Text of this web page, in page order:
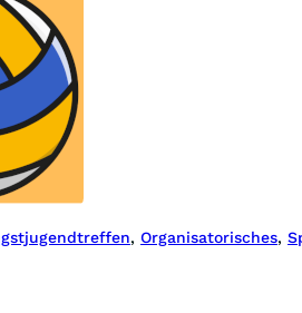
, Organisatorisches,